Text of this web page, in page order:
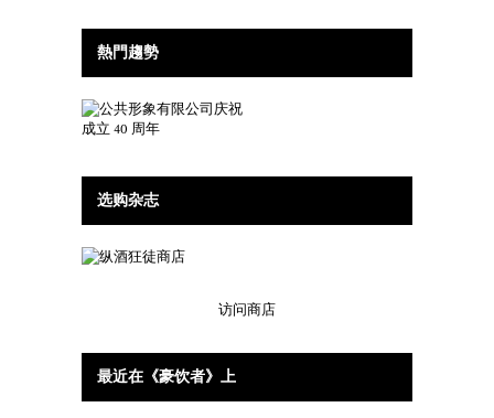
熱門趨勢
选购杂志
访问商店
最近在《豪饮者》上